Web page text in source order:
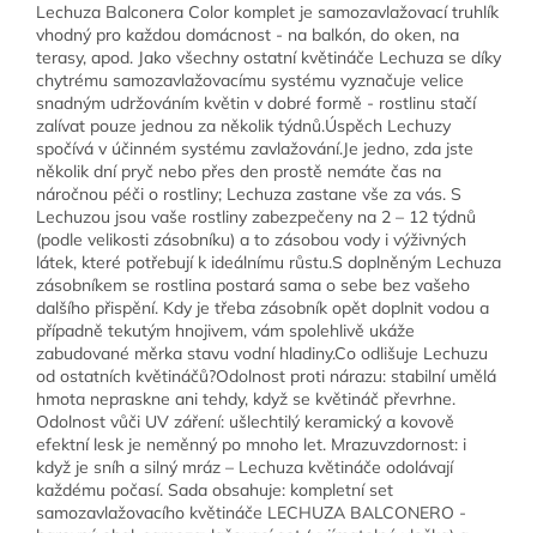
Lechuza Balconera Color komplet je samozavlažovací truhlík
vhodný pro každou domácnost - na balkón, do oken, na
terasy, apod. Jako všechny ostatní květináče Lechuza se díky
chytrému samozavlažovacímu systému vyznačuje velice
snadným udržováním květin v dobré formě - rostlinu stačí
zalívat pouze jednou za několik týdnů.Úspěch Lechuzy
spočívá v účinném systému zavlažování.Je jedno, zda jste
několik dní pryč nebo přes den prostě nemáte čas na
náročnou péči o rostliny; Lechuza zastane vše za vás. S
Lechuzou jsou vaše rostliny zabezpečeny na 2 – 12 týdnů
(podle velikosti zásobníku) a to zásobou vody i výživných
látek, které potřebují k ideálnímu růstu.S doplněným Lechuza
zásobníkem se rostlina postará sama o sebe bez vašeho
dalšího přispění. Kdy je třeba zásobník opět doplnit vodou a
případně tekutým hnojivem, vám spolehlivě ukáže
zabudované měrka stavu vodní hladiny.Co odlišuje Lechuzu
od ostatních květináčů?Odolnost proti nárazu: stabilní umělá
hmota nepraskne ani tehdy, když se květináč převrhne.
Odolnost vůči UV záření: ušlechtilý keramický a kovově
efektní lesk je neměnný po mnoho let. Mrazuvzdornost: i
když je sníh a silný mráz – Lechuza květináče odolávají
každému počasí. Sada obsahuje: kompletní set
samozavlažovacího květináče LECHUZA BALCONERO -